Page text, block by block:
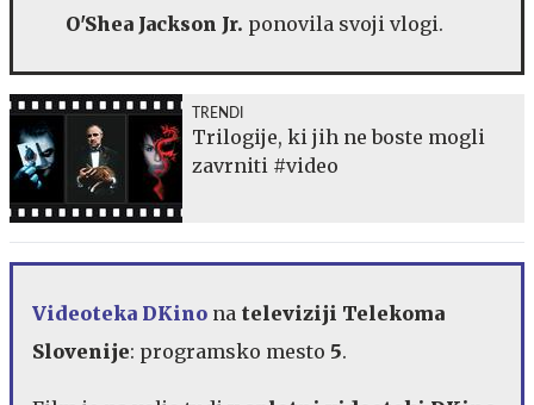
O'Shea Jackson Jr. ponovila svoji vlogi.
TRENDI
Trilogije, ki jih ne boste mogli
zavrniti #video
Videoteka DKino na televiziji Telekoma
Slovenije: programsko mesto 5.